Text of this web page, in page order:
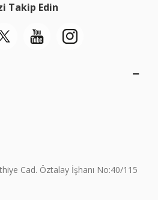
Takip Edin
Cad. Öztalay İşhanı No:40/115